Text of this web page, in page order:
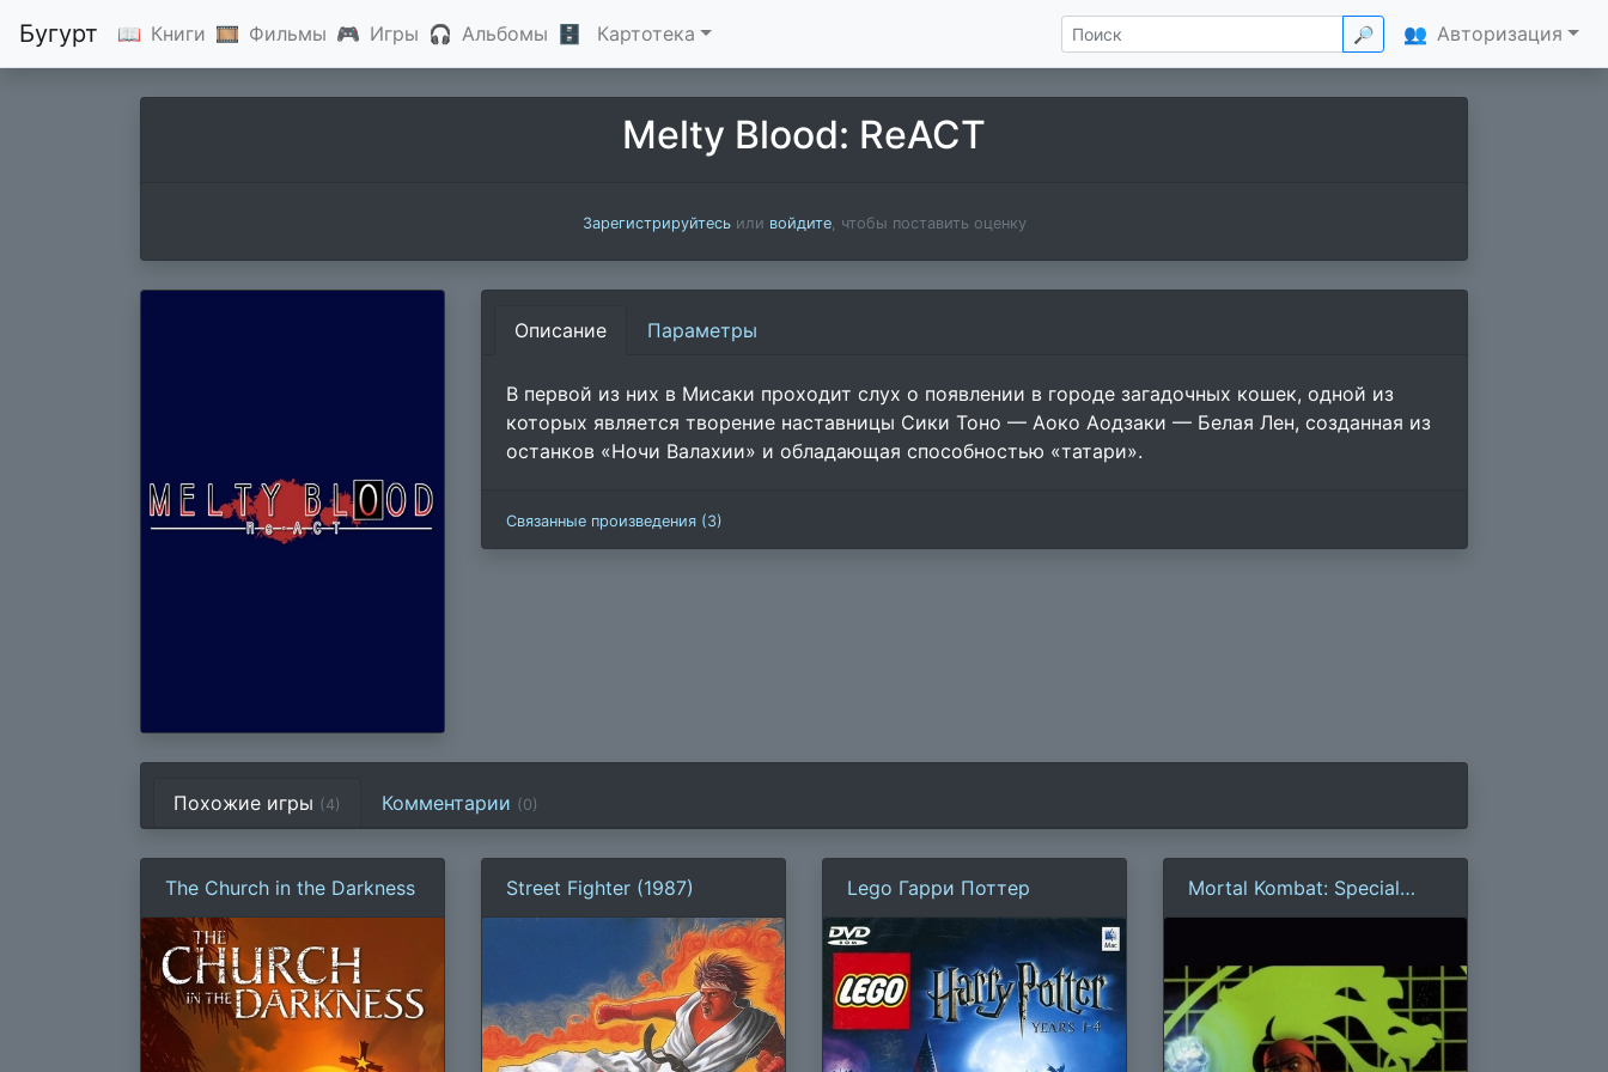
Бугурт 📖 Книги 🎞 Фильмы 🎮 Игры 🎧 Альбомы 🗄 Картотека 🔎 👥 Авторизация
Melty Blood: ReACT
Зарегистрируйтесьили войдите, чтобы поставить оценку
Описание Параметры
В первой из них в Мисаки проходит слух о появлении в городе загадочных кошек, одной из
которых является творение наставницы Сики Тоно — Аоко Аодзаки — Белая Лен, созданная из
останков «Ночи Валахии» и обладающая способностью «татари».
Связанные произведения (3)
Похожие игры (4) Комментарии (0)
The Church in the Darkness Street Fighter (1987) Lego Гарри Поттер
Mortal Kombat: Special
Forces